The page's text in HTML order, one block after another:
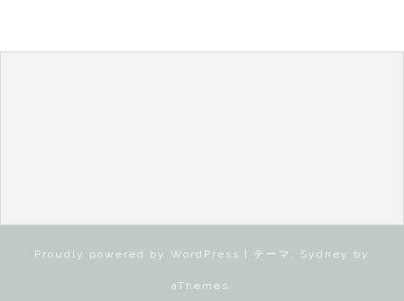
Proudly powered by WordPress テーマ: Sydney by
aThemes.